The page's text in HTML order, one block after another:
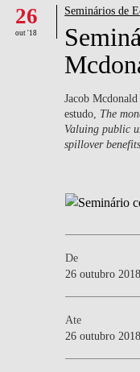
DOCENTES E
COMUNIDADE
WHAT'S HAPPENING
26
out '18
Seminários de
Jacob
estudo, The
Valuing public
spillover benefits
De
26 outubro
Ate
26 outubro